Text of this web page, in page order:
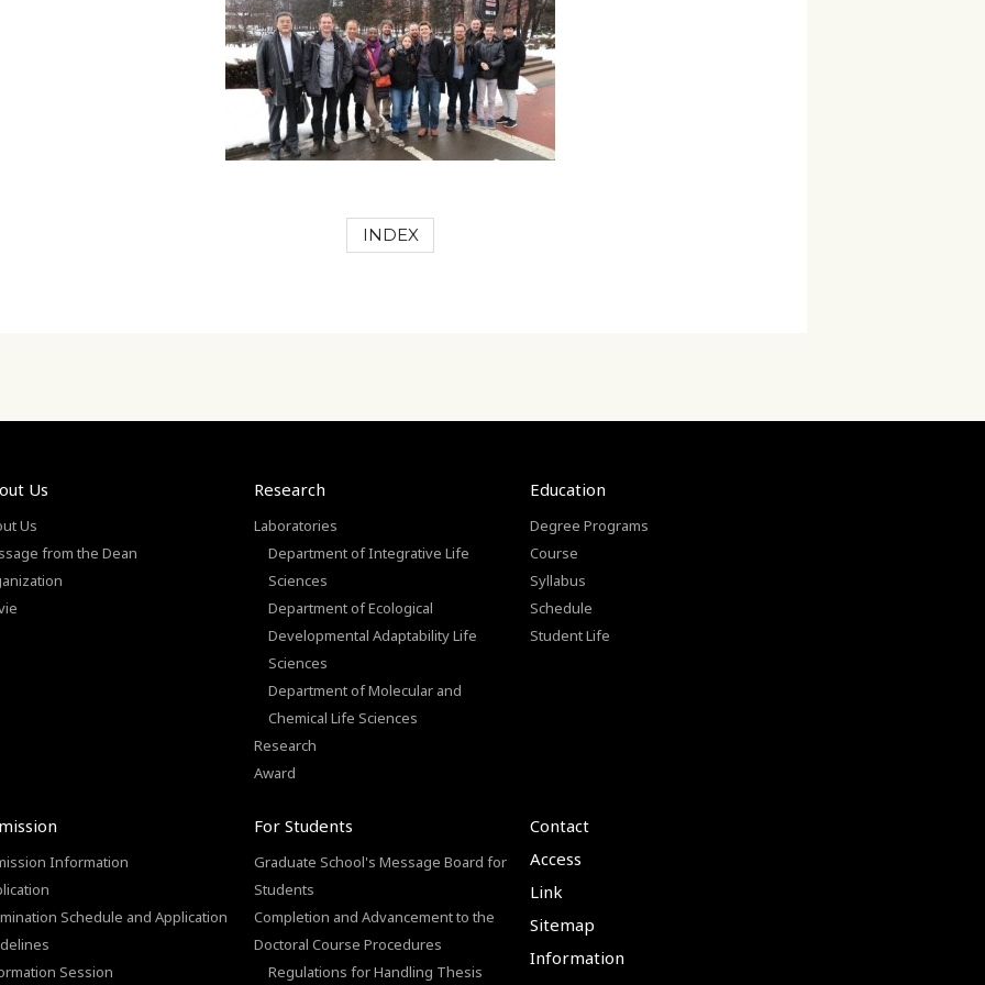
INDEX
Us
Us
from the Dean
Research
Laboratories
Department of Integrative Life
Sciences
Department of Ecological
Developmental Adaptability Life
Sciences
Department of Molecular and
Chemical Life Sciences
Research
Award
Education
Degree Programs
Course
Syllabus
Schedule
Student Life
Information
Schedule and Application
Session
For Students
Graduate School's Message Board for
Students
Completion and Advancement to the
Doctoral Course Procedures
Regulations for Handling Thesis
Contact
Access
Link
Sitemap
Information